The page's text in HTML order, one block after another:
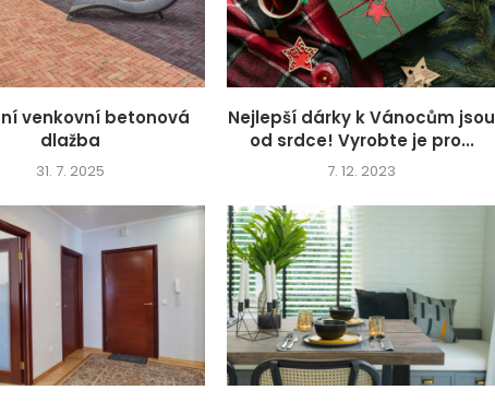
venkovní betonová
dlažba
31. 7. 2025
Nejlepší dárky k Vánocům jsou
od srdce! Vyrobte je pro...
7. 12. 2023